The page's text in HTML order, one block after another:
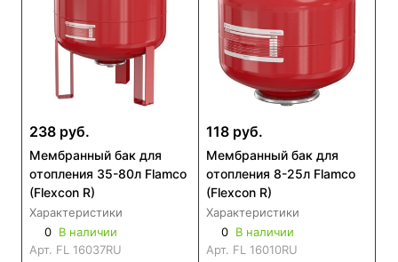
238 руб.
Мембранный бак для
отопления 35-80л Flamco
(Flexcon R)
Характеристики
0 В наличии
Арт. FL 16037RU
118 руб.
Мембранный бак для
отопления 8-25л Flamco
(Flexcon R)
Характеристики
0 В наличии
Арт. FL 16010RU